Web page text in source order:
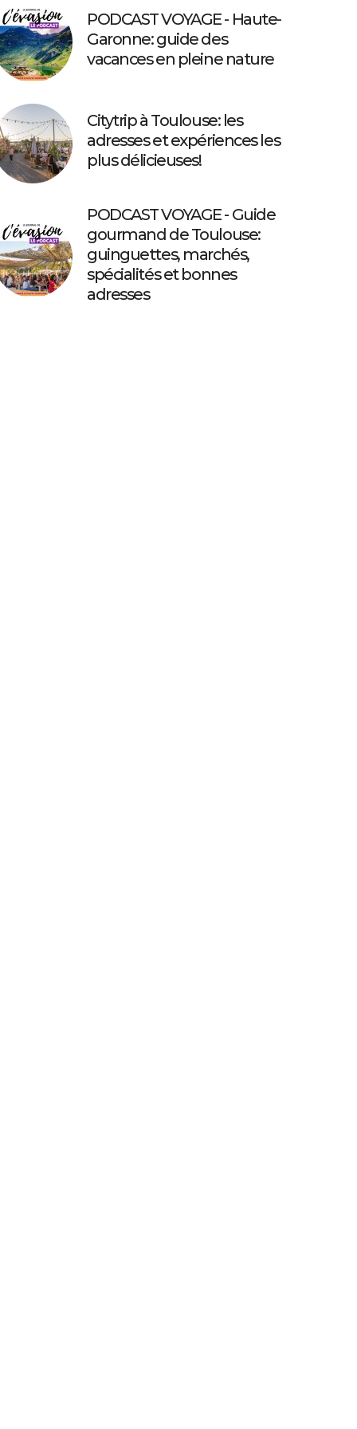
PODCAST VOYAGE - Haute-
Garonne: guide des
vacances en pleine nature
Citytrip à Toulouse: les
adresses et expériences les
plus délicieuses!
PODCAST VOYAGE - Guide
gourmand de Toulouse:
guinguettes, marchés,
spécialités et bonnes
adresses